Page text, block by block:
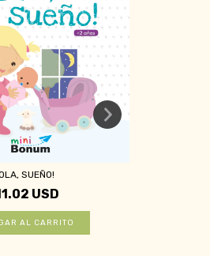
SUEÑO!
USD